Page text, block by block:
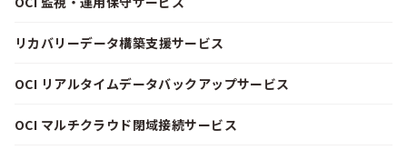
リカバリーデータ構築支援サービス
OCI リアルタイムデータバックアップサービス
OCI マルチクラウド閉域接続サービス